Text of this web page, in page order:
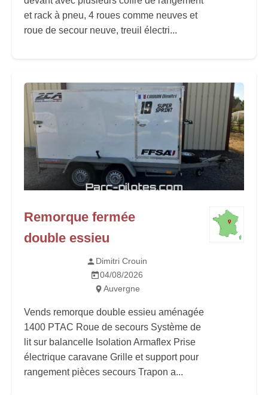
et rack à pneu, 4 roues comme neuves et
roue de secour neuve, treuil électri...
Remorque fermée
double essieu
Dimitri Crouin
04/08/2026
Auvergne
Vends remorque double essieu aménagée
1400 PTAC Roue de secours Système de
lit sur balancelle Isolation Armaflex Prise
électrique caravane Grille et support pour
rangement pièces secours Trapon a...